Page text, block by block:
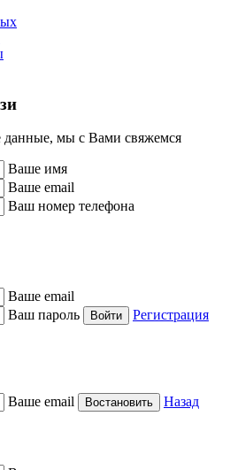
данные, мы с Вами свяжемся
Ваше имя
Ваше email
Ваш номер телефона
Ваше email
Ваш пароль
Войти
Регистрация
Ваше email Востановить Назад